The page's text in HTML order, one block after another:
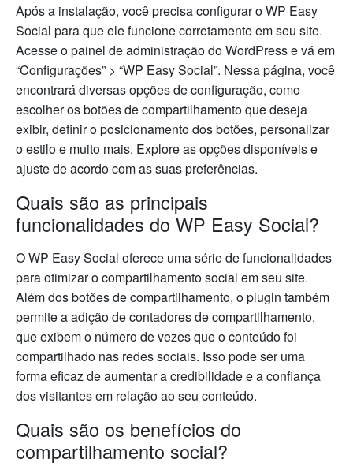
Após a instalação, você precisa configurar o WP Easy
Social para que ele funcione corretamente em seu site.
Acesse o painel de administração do WordPress e vá em
“Configurações” > “WP Easy Social”. Nessa página, você
encontrará diversas opções de configuração, como
escolher os botões de compartilhamento que deseja
exibir, definir o posicionamento dos botões, personalizar
o estilo e muito mais. Explore as opções disponíveis e
ajuste de acordo com as suas preferências.
Quais são as principais
funcionalidades do WP Easy Social?
O WP Easy Social oferece uma série de funcionalidades
para otimizar o compartilhamento social em seu site.
Além dos botões de compartilhamento, o plugin também
permite a adição de contadores de compartilhamento,
que exibem o número de vezes que o conteúdo foi
compartilhado nas redes sociais. Isso pode ser uma
forma eficaz de aumentar a credibilidade e a confiança
dos visitantes em relação ao seu conteúdo.
Quais são os benefícios do
compartilhamento social?